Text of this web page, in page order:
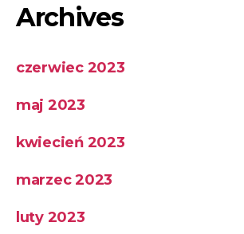
Archives
czerwiec 2023
maj 2023
kwiecień 2023
marzec 2023
luty 2023